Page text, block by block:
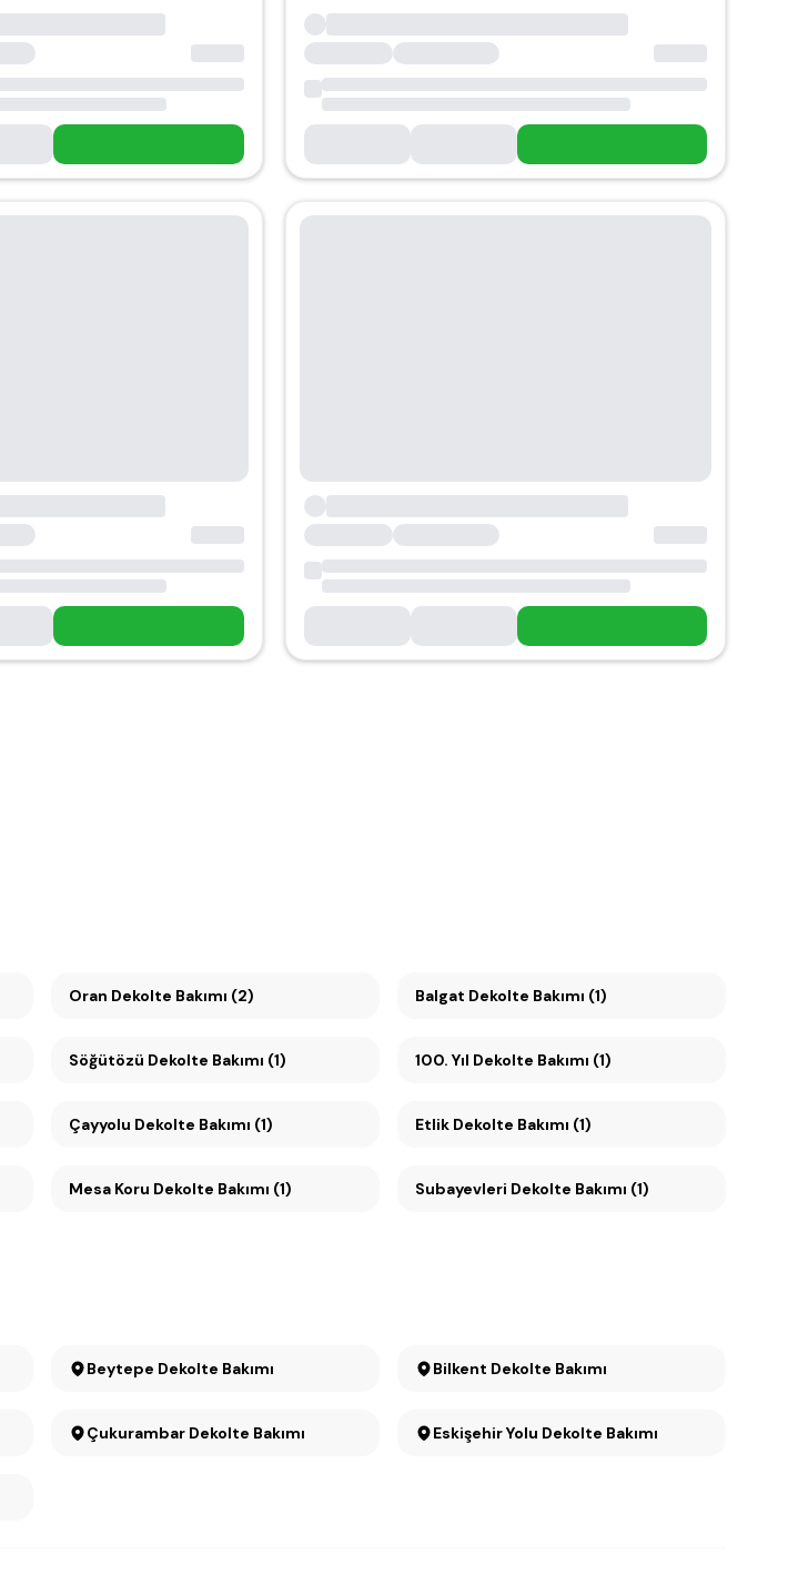
Oran Dekolte Bakımı (2) Balgat Dekolte Bakımı (1)
Söğütözü Dekolte Bakımı (1) 100. Yıl Dekolte Bakımı (1)
Çayyolu Dekolte Bakımı (1) Etlik Dekolte Bakımı (1)
Mesa Koru Dekolte Bakımı (1) Subayevleri Dekolte Bakımı (1)
Beytepe Dekolte Bakımı Bilkent Dekolte Bakımı
Çukurambar Dekolte Bakımı Eskişehir Yolu Dekolte Bakımı